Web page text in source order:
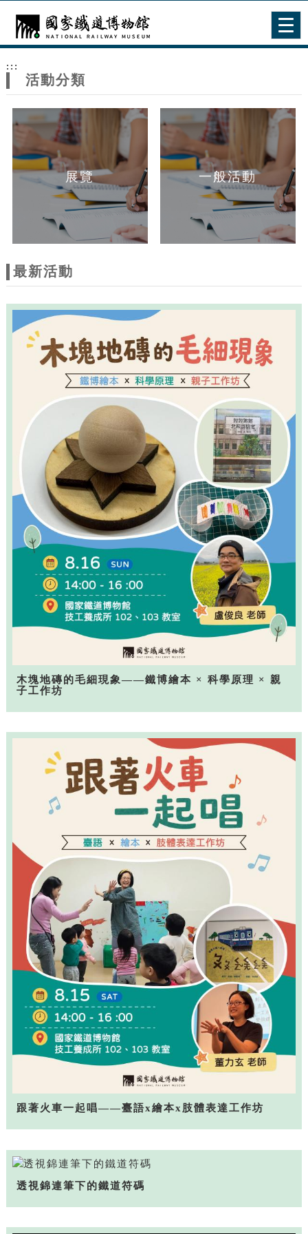
網
站
主
題
:::
活動分類
展覽 一般活動
最新活動
木塊地磚的毛細現象——鐵博繪本 × 科學原理 × 親
子工作坊
跟著火車一起唱——臺語x繪本x肢體表達工作坊
透視錦連筆下的鐵道符碼